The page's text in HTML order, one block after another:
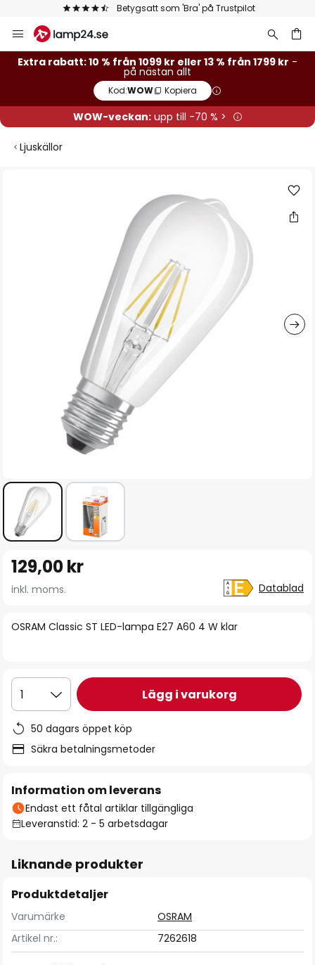
Betygsatt som 'Bra' på Trustpilot
Hoppa
till
innehållet
Extra rabatt: 10 % från 1099 kr eller 13 % från 1799 kr -
på nästan allt
Kod:WOW Kopiera
WOW-veckan:upp till -70 % >
Ljuskällor
till
början
bildgalleriet
OSRAM Classic ST LED-lampa E27 A60 4 W klar
129,00 kr
inkl. moms. Datablad
1 Lägg i varukorg
50 dagars öppet köp
Säkra betalningsmetoder
Information om leverans
Endast ett fåtal artiklar tillgängliga
Leveranstid: 2 - 5 arbetsdagar
Liknande produkter
Produktdetaljer
Varumärke
OSRAM
Artikel nr.:
7262618